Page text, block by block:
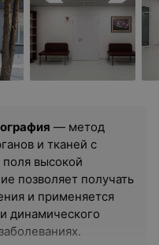
— метод
и тканей с
высокой
позволяет получать
и применяется
динамического